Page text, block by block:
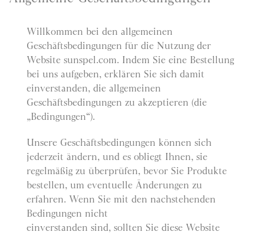
e
Willkommen bei den allgemeinen
Geschäftsbedingungen für die Nutzung der
Website sunspel.com. Indem Sie eine Bestellung
bei uns aufgeben, erklären Sie sich damit
einverstanden, die allgemeinen
Geschäftsbedingungen zu akzeptieren (die
„Bedingungen“).
Unsere Geschäftsbedingungen können sich
jederzeit ändern, und es obliegt Ihnen, sie
regelmäßig zu überprüfen, bevor Sie Produkte
bestellen, um eventuelle Änderungen zu
erfahren. Wenn Sie mit den nachstehenden
Bedingungen nicht
einverstanden sind, sollten Sie diese Website